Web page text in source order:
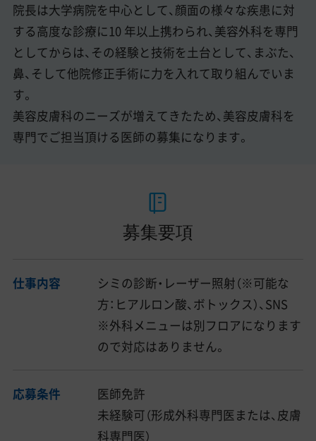
医師採用ご担当者様・その他問い合わせ
院長は大学病院を中心として、顔面の様々な疾患に対
する高度な診療に10 年以上携わられ、美容外科を専門
としてからは、その経験と技術を土台として、まぶた、
鼻、そして他院修正手術に力を入れて取り組んでいま
す。
美容皮膚科のニーズが増えてきたため、美容皮膚科を
専門でご担当頂ける医師の募集になります。
募集要項
仕事内容
シミの診断・レーザー照射（※可能な
方：ヒアルロン酸、ボトックス）、SNS
※外科メニューは別フロアになります
ので対応はありません。
応募条件
医師免許
未経験可（形成外科専門医または、皮膚
科専門医）